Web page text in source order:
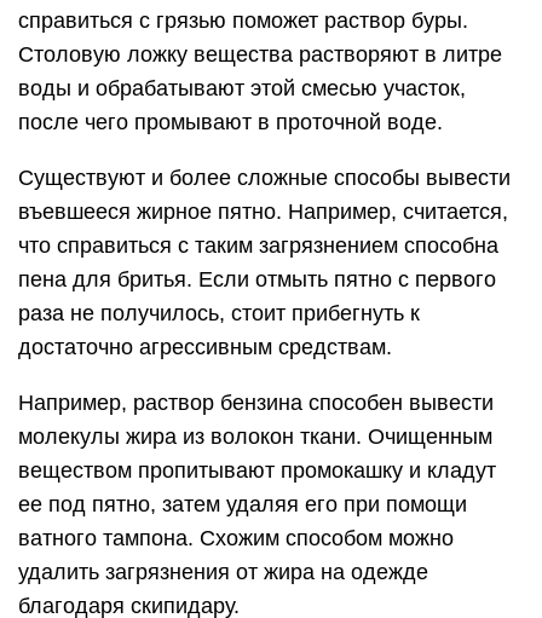
справиться с грязью поможет раствор буры.
Столовую ложку вещества растворяют в литре
воды и обрабатывают этой смесью участок,
после чего промывают в проточной воде.
Существуют и более сложные способы вывести
въевшееся жирное пятно. Например, считается,
что справиться с таким загрязнением способна
пена для бритья. Если отмыть пятно с первого
раза не получилось, стоит прибегнуть к
достаточно агрессивным средствам.
Например, раствор бензина способен вывести
молекулы жира из волокон ткани. Очищенным
веществом пропитывают промокашку и кладут
ее под пятно, затем удаляя его при помощи
ватного тампона. Схожим способом можно
удалить загрязнения от жира на одежде
благодаря скипидару.